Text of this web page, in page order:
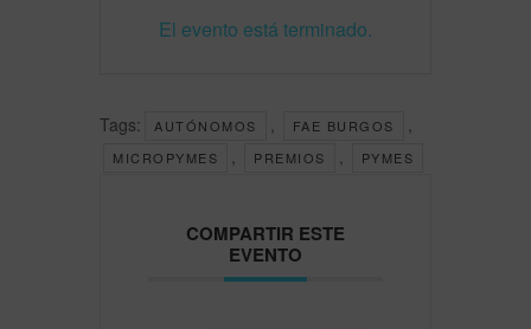
El evento está terminado.
Tags: AUTÓNOMOS , FAE BURGOS ,
MICROPYMES , PREMIOS , PYMES
COMPARTIR ESTE
EVENTO